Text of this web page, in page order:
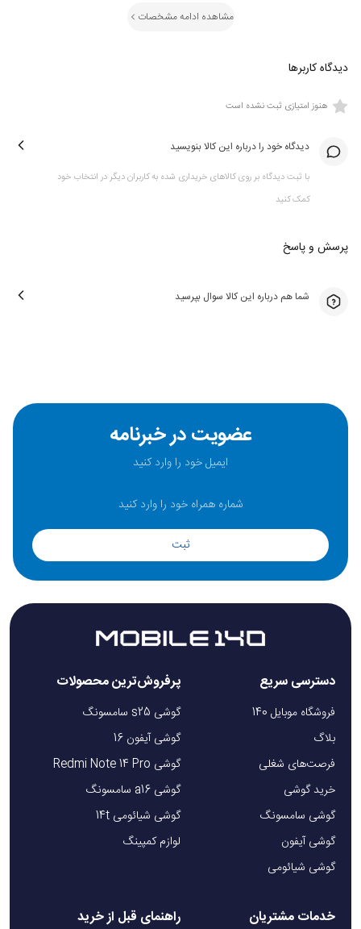
مشاهده ادامه مشخصات
دیدگاه کاربرها
هنوز امتیازی ثبت نشده است
دیدگاه خود را درباره این کالا بنویسید
با ثبت دیدگاه بر روی کالاهای خریداری شده به کاربران دیگر در انتخاب خود
کمک کنید
پرسش و پاسخ
شما هم درباره این کالا سوال بپرسید
عضویت در خبرنامه
ثبت
دسترسی سریع
فروشگاه موبایل 140
بلاگ
فرصت‌های شغلی
خرید گوشی
گوشی سامسونگ
گوشی آیفون
گوشی شیائومی
پرفروش‌ترین محصولات
گوشی s25 سامسونگ
گوشی آیفون 16
گوشی Redmi Note 14 Pro
گوشی a16 سامسونگ
گوشی شیائومی 14t
لوازم کمپینگ
خدمات مشتریان راهنمای قبل از خرید